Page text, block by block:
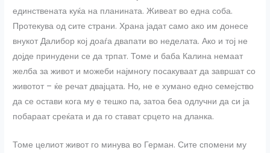
единствената куќа на планината. Живеат во една соба.
Протекува од сите страни. Храна јадат само ако им донесе
внукот Далибор кој доаѓа двапати во неделата. Ако и тој не
дојде принудени се да трпат. Томе и баба Калина немаат
желба за живот и можеби најмногу посакуваат да завршат со
животот – ќе речат двајцата. Но, не е хумано едно семејство
да се остави кога му е тешко па, затоа беа одлучни да си ја
побараат среќата и да го стават срцето на дланка.
Томе целиот живот го минува во Герман. Сите спомени му